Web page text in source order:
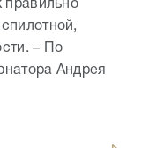
правильно
– По
Андрея